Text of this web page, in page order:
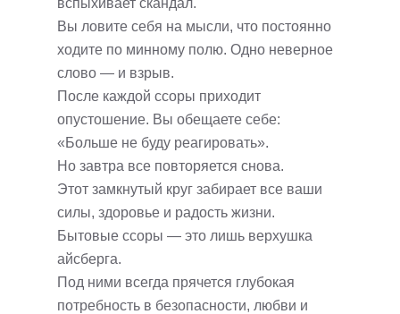
вспыхивает скандал.
Вы ловите себя на мысли, что постоянно
ходите по минному полю. Одно неверное
слово — и взрыв.
После каждой ссоры приходит
опустошение. Вы обещаете себе:
«Больше не буду реагировать».
Но завтра все повторяется снова.
Этот замкнутый круг забирает все ваши
силы, здоровье и радость жизни.
Бытовые ссоры — это лишь верхушка
айсберга.
Под ними всегда прячется глубокая
потребность в безопасности, любви и